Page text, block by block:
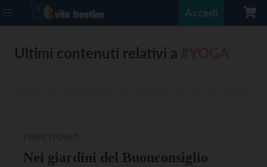
Accedi
Ultimi contenuti relativi a
Nei giardini del Buonconsiglio